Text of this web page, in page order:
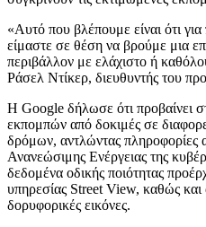
«Αυτό που βλέπουμε είναι ότι για
είμαστε σε θέση να βρούμε μια
περιβάλλον με ελάχιστο ή
Ράσελ Ντίκερ, διευθυντής του
Η Google δήλωσε ότι προβαίνει
εκπομπών από δοκιμές σε
δρόμων, αντλώντας πληροφορίες
Ανανεώσιμης Ενέργειας της
δεδομένα οδικής ποιότητας
υπηρεσίας Street View, καθώς και
δορυφορικές εικόνες.